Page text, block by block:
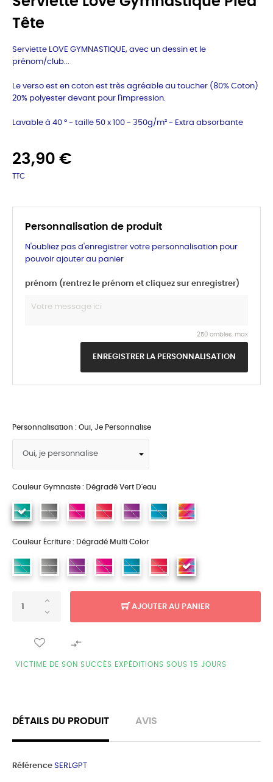
Tête
Serviette LOVE GYMNASTIQUE, avec un dessin et le
prénom/club...
Le verso est en coton est très agréable au toucher (80% Coton)
20% polyester devant pour l'impression.
Lavable à 40 ° - taille 50 x 100 - 350g/m² - Extra absorbante
23,90 €
TTC
Personnalisation de produit
N'oubliez pas d'enregistrer votre personnalisation pour
pouvoir ajouter au panier
prénom (rentrez le prénom et cliquez sur enregistrer)
250 ombles. max
ENREGISTRER LA PERSONNALISATION
Personnalisation : Oui, Je Personnalise
Couleur Gymnaste : Dégradé Vert D'eau
Couleur Écriture : Dégradé Multi Color
AJOUTER AU PANIER

VICTIME DE SON SUCCÈS EXPÉDITIONS SOUS 15 JOURS
DÉTAILS DU PRODUIT AVIS
Référence SERLGPT